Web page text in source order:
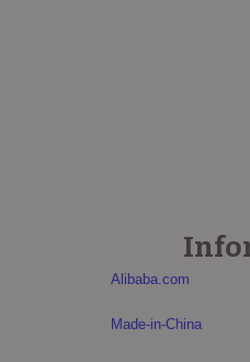
Alibaba.com
Made-in-China